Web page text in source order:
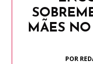
MÃES
POR